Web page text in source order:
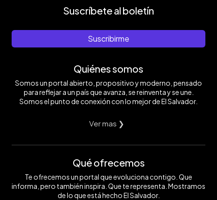
Suscríbete al boletín
Suscribirme
Quiénes somos
Somos un portal abierto, propositivo y moderno, pensado
para reflejar a un país que avanza, se reinventa y se une.
Somos el punto de conexión con lo mejor de El Salvador.
Ver mas ❯
Qué ofrecemos
Te ofrecemos un portal que evoluciona contigo. Que
informa, pero también inspira. Que te representa. Mostramos
de lo que está hecho El Salvador.